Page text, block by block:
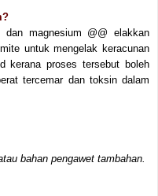
magnesium @@ elakkan
untuk mengelak keracunan
kerana proses tersebut boleh
tercemar dan toksin dalam
bahan pengawet tambahan.